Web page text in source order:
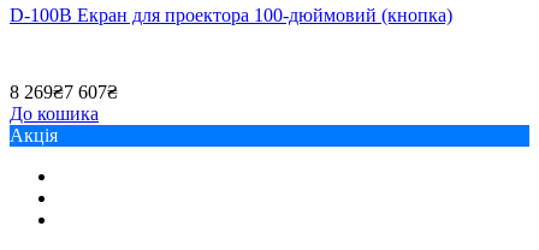
D-100B Екран для проектора 100-дюймовий (кнопка)
8 269₴7 607₴
До кошика
Акція